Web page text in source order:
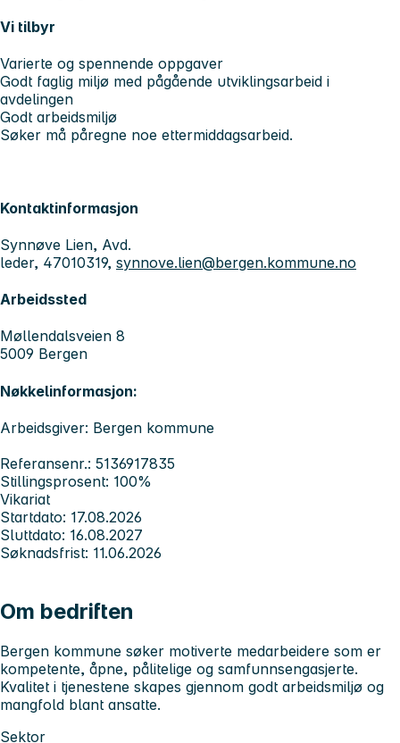
Vi tilbyr
Varierte og spennende oppgaver
Godt faglig miljø med pågående utviklingsarbeid i
avdelingen
Godt arbeidsmiljø
Søker må påregne noe ettermiddagsarbeid.
Kontaktinformasjon
Synnøve Lien, Avd.
leder, 47010319, synnove.lien@bergen.kommune.no
Arbeidssted
Møllendalsveien 8
5009 Bergen
Nøkkelinformasjon:
Arbeidsgiver: Bergen kommune
Referansenr.: 5136917835
Stillingsprosent: 100%
Vikariat
Startdato: 17.08.2026
Sluttdato: 16.08.2027
Søknadsfrist: 11.06.2026
Om bedriften
Bergen kommune søker motiverte medarbeidere som er
kompetente, åpne, pålitelige og samfunnsengasjerte.
Kvalitet i tjenestene skapes gjennom godt arbeidsmiljø og
mangfold blant ansatte.
Sektor